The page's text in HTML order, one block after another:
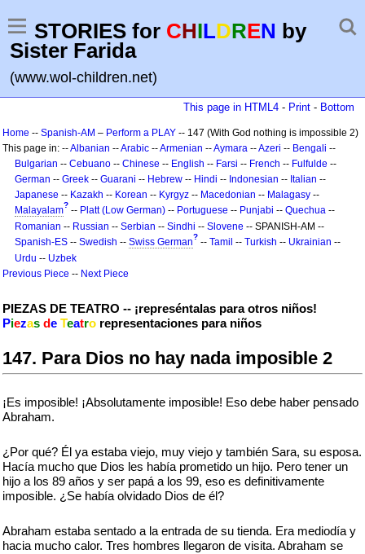
STORIES for CHILDREN by
Sister Farida
(www.wol-children.net)
This page in HTML4 - Print - Bottom
Home -- Spanish-AM – Perform a PLAY -- 147 (With God nothing is impossible 2)
This page in: --Albanian --Arabic --Armenian --Aymara --Azeri -- Bengali --
Bulgarian -- Cebuano -- Chinese -- English -- Farsi -- French -- Fulfulde --
German -- Greek -- Guarani -- Hebrew -- Hindi -- Indonesian -- Italian --
Japanese -- Kazakh -- Korean -- Kyrgyz -- Macedonian -- Malagasy --
Malayalam? -- Platt (Low German) -- Portuguese -- Punjabi -- Quechua --
Romanian -- Russian -- Serbian -- Sindhi -- Slovene -- SPANISH-AM --
Spanish-ES -- Swedish -- Swiss German? -- Tamil -- Turkish -- Ukrainian --
Urdu -- Uzbek
Previous Piece -- Next Piece
PIEZAS DE TEATRO -- ¡represéntalas para otros niños!
Piezas de Teatro representaciones para niños
147. Para Dios no hay nada imposible 2
¡Es imposible! ¡Absolutamente imposible! Eso debe haber pensado
Abraham.
¿Por qué? Él ya estaba viejo, muy viejo y también Sara, su esposa.
Hacía mucho que Dios les había prometido un hijo. Pero tener un
hijo a los 89 años y ser papá a los 99, eso es definitivamente
imposible. ¿Se había olvidado Dios de él?
Abraham estaba sentado a la entrada de su tienda. Era mediodía y
hacia mucho calor. Tres hombres llegaron de visita. Abraham se